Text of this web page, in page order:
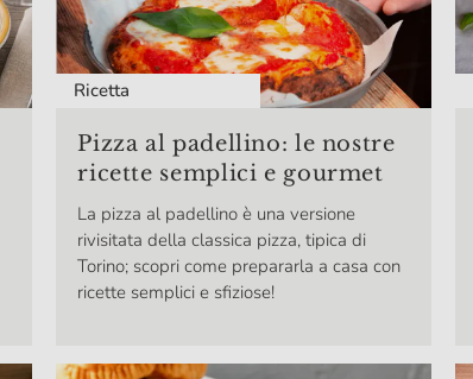
Ricetta
Pizza al padellino: le nostre
ricette semplici e gourmet
La pizza al padellino è una versione
rivisitata della classica pizza, tipica di
Torino; scopri come prepararla a casa con
ricette semplici e sfiziose!